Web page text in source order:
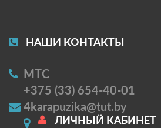
НАШИ КОНТАКТЫ
МТС
+375 (33) 654-40-01
4karapuzika@tut.by
ЛИЧНЫЙ КАБИНЕТ